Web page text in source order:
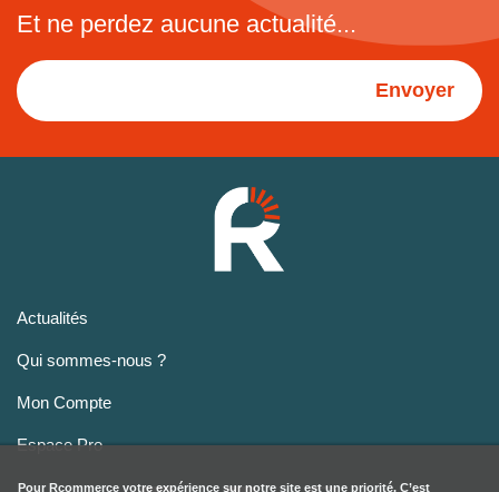
Et ne perdez aucune actualité...
Envoyer
Actualités
Qui sommes-nous ?
Mon Compte
Espace Pro
Pour Rcommerce votre expérience sur notre site est une priorité. C’est